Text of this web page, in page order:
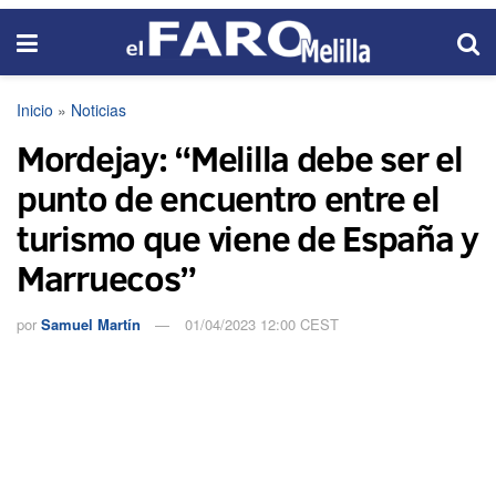
Inicio » Noticias
Mordejay: “Melilla debe ser el
punto de encuentro entre el
turismo que viene de España y
Marruecos”
por Samuel Martín 01/04/2023 12:00 CEST